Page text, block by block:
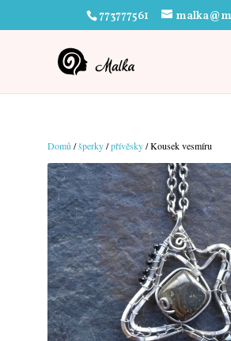
773777561
Domů /šperky/přívěsky/ Kousek vesmíru